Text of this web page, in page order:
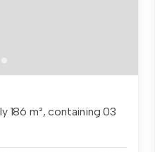
186 m², containing 03